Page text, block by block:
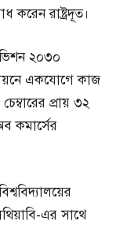
রাষ্ট্রদূত।
২০৩০
একযোগে কাজ
প্রায় ৩২
কমার্সের
এর সাথে